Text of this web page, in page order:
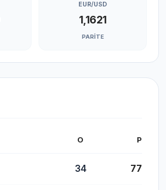
EUR/USD
1,1621
PARITE
O P
34 77